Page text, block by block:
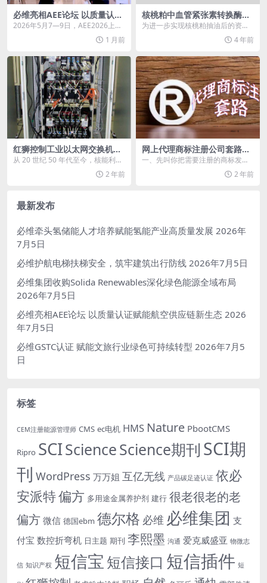
必维亮相AEE论坛 以质量认证
赋能航空供应链新生态
2026年5月7—9日，AEE2026上海
国际航空航天与低空飞行器制造业
1 月前
核桃粕中血管紧张素转换酶
（ACE）抑制肽的提取工艺及
为进一步实现核桃粕抽油后的资源
再利用，以核桃粕为原料制备了多
4 年前
红狮控制工业以太网交换机，
推动核电数字化转型
从 20 世纪 50 年代至今，核能利用
技术已发展到第四代的原型堆研
2 年前
网上代理商标注册公司套路大
揭秘
一、先叫你把需要注册的商标发给
它查询; 二、查询后告诉你，注册通
2 年前
最新发布
必维牵头氢储能人才培养赋能氢能产业高质量发展 2026年
7月5日
必维护航电梯扶梯安全，筑牢建筑出行防线 2026年7月5日
必维集团收购Solida Renewables深化绿色能源全域布局
2026年7月5日
必维亮相AEE论坛 以质量认证赋能航空供应链新生态 2026
年7月5日
必维GSTC认证 赋能文旅行业绿色可持续转型 2026年7月5
日
标签
CEM注册能源管理师 CMS ec电机 HMS Nature PbootCMS
Ripro SCIScienceScience期刊 SCI期
刊 WordPress 万万姐 互亿无线 产品碳足迹认证 依必
安派特偏方 多用途金属养护剂 建行 很老很老的老
偏方 微信 德国ebm 德尔格 必维 必维集团 支
付宝 数控折弯机 日主题 期刊 李熙墨 沟通 爱克威盛亚 物微志
信 知识产权 短信宝短信接口 短信插件 短